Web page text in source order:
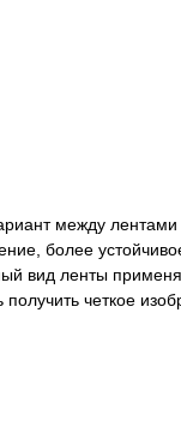
между
более
вид ленты
четкое